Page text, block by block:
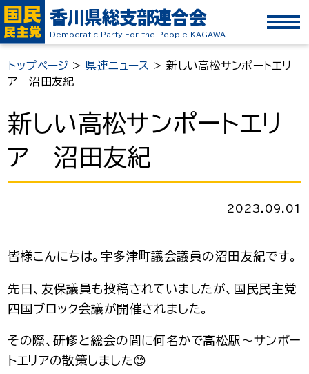
香川県総支部連合会
Democratic Party For the People KAGAWA
トップページ > 県連ニュース >新しい高松サンポートエリ
ア 沼田友紀
新しい高松サンポートエリ
ア 沼田友紀
2023.09.01
皆様こんにちは。宇多津町議会議員の沼田友紀です。
先日、友保議員も投稿されていましたが、国民民主党
四国ブロック会議が開催されました。
その際、研修と総会の間に何名かで高松駅〜サンポー
トエリアの散策しました😊